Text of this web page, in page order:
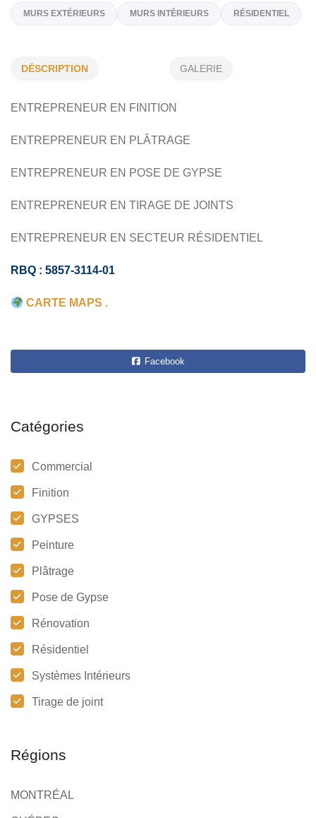
Sur Demande
PLAFONDS SUSPENDUS SYSTÈMES INTÉRIEURS
MURS EXTÉRIEURS MURS INTÉRIEURS
DÉSCRIPTION GALERIE
ENTREPRENEUR EN FINITION
ENTREPRENEUR EN PLÂTRAGE
ENTREPRENEUR EN POSE DE GYPSE
ENTREPRENEUR EN TIRAGE DE JOINTS
ENTREPRENEUR EN SECTEUR RÉSIDENTIEL
RBQ : 5857-3114-01
CARTE MAPS .
Facebook
Catégories
Commercial
Finition
GYPSES
Peinture
Plâtrage
Pose de Gypse
Rénovation
Résidentiel
Systèmes Intérieurs
Tirage de joint
Régions
MONTRÉAL